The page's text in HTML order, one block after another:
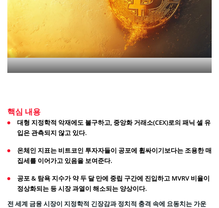
핵심 내용
대형 지정학적 악재에도 불구하고, 중앙화 거래소(CEX)로의 패닉 셀 유
입은 관측되지 않고 있다.
온체인 지표는 비트코인 투자자들이 공포에 휩싸이기보다는 조용한 매
집세를 이어가고 있음을 보여준다.
공포 & 탐욕 지수가 약 두 달 만에 중립 구간에 진입하고 MVRV 비율이
정상화되는 등 시장 과열이 해소되는 양상이다.
전 세계 금융 시장이 지정학적 긴장감과 정치적 충격 속에 요동치는 가운